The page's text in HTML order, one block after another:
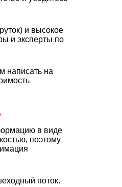
и высокое
и эксперты по
написать на
в виде
поэтому
поток.